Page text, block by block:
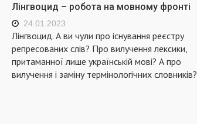
Лінгвоцид – робота на мовному фронті
24.01.2023
Лінгвоцид. А ви чули про існування реєстру
репресованих слів? Про вилучення лексики,
притаманної лише українській мові? А про
вилучення і заміну термінологічних словників?